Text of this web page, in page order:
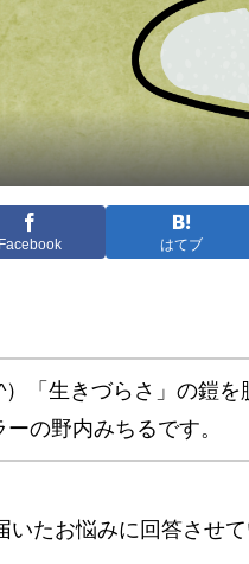
Facebook はてブ
「生きづらさ」の鎧
の野内みちるです。
いたお悩みに回答させて